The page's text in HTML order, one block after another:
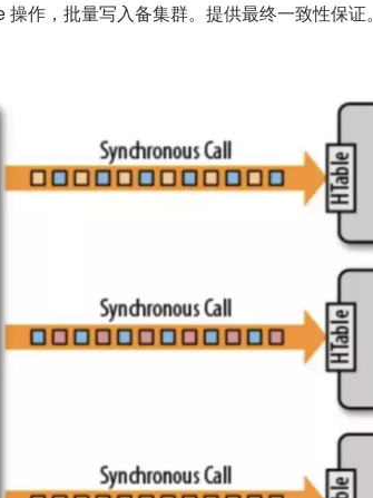
作，批量写入备集群。提供最终一致性保证。